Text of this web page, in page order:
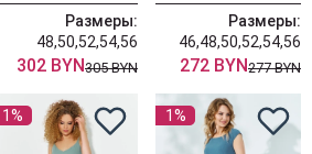
Размеры:
48,50,52,54,56
302 BYN305 BYN
Размеры:
46,48,50,52,54,56
272 BYN277 BYN
1% 1%